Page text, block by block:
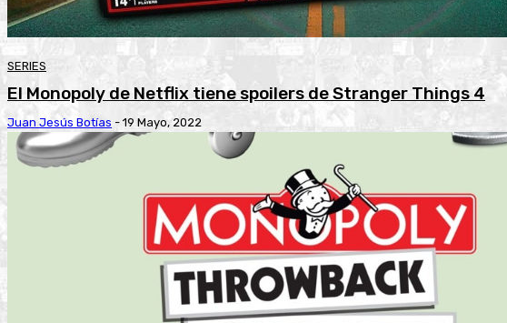
SERIES
El Monopoly de Netflix tiene spoilers de Stranger Things 4
Juan Jesús Botías - 19 Mayo, 2022